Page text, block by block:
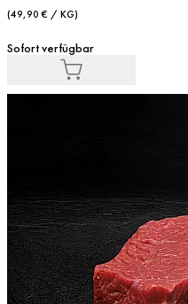
(49,90 € / KG)
Sofort verfügbar